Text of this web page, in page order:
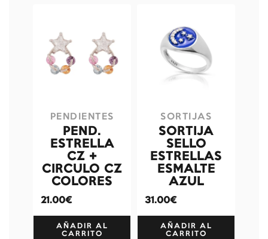
PENDIENTES
PEND.
ESTRELLA
CZ +
CIRCULO CZ
COLORES
21.00€
AÑADIR AL
CARRITO
SORTIJAS
SORTIJA
SELLO
ESTRELLAS
ESMALTE
AZUL
31.00€
AÑADIR AL
CARRITO